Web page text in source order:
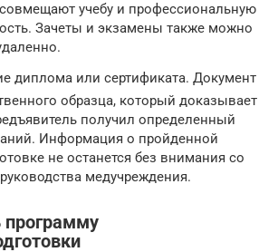
учебу и профессиональную
Зачеты и экзамены также можно
диплома или сертификата. Документ
образца, который доказывает
получил определенный
Информация о пройденной
не останется без внимания со
медучреждения.